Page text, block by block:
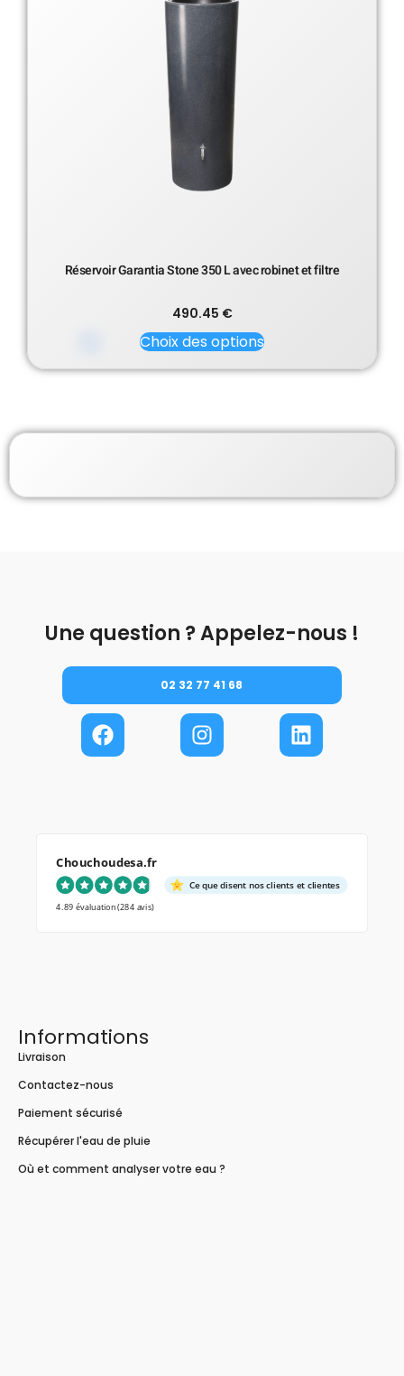
Réservoir Garantia Stone 350 L avec robinet et filtre
490.45 €
Choix des options
Une question ? Appelez-nous !
02 32 77 41 68
Chouchoudesa.fr
Ce que disent nos clients et clientes
4.89 évaluation(284 avis)
Informations
Livraison
Contactez-nous
Paiement sécurisé
Récupérer l'eau de pluie
Où et comment analyser votre eau ?